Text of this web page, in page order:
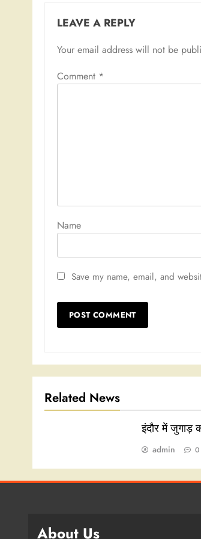
LEAVE A REPLY
Your email address will not be
Comment *
Save my name, email, and
Related News
इंदौर में जुगाड़
admin 0
About Us